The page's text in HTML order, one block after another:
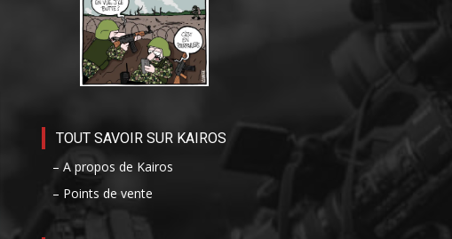
TOUT SAVOIR SUR KAIROS
– A propos de Kairos
– Points de vente